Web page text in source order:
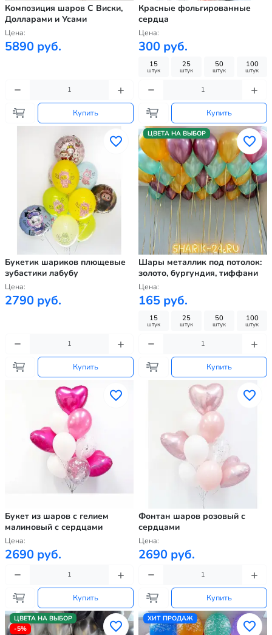
Композиция шаров С Виски,
Долларами и Усами
Цена:
5890 руб.
Купить
Красные фольгированные
сердца
Цена:
300 руб.
15
штук
25
штук
50
штук
100
штук
Купить
Букетик шариков плющевые
зубастики лабубу
Цена:
2790 руб.
Купить
ЦВЕТА НА ВЫБОР
Шары металлик под потолок:
золото, бургундия, тиффани
Цена:
165 руб.
15
штук
25
штук
50
штук
100
штук
Купить
Букет из шаров с гелием
малиновый с сердцами
Цена:
2690 руб.
Купить
Фонтан шаров розовый с
сердцами
Цена:
2690 руб.
Купить
ЦВЕТА НА ВЫБОР
-5%
ХИТ ПРОДАЖ